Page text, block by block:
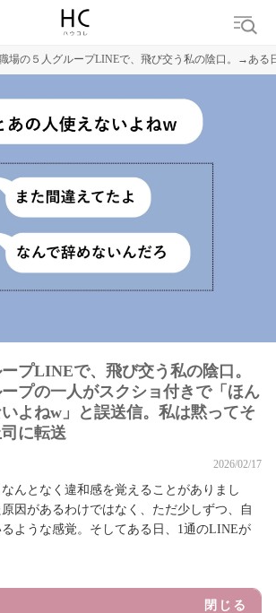
場の５人グループLINEで、飛び交う私の陰口。→ある
プLINEで、飛び交う私の陰口。
プの一人がスクショ付きで「ほん
よねw」と誤送信。私は黙ってそ
に転送
2026/02/17
んとなく違和感を覚えることがありまし
因があるわけではなく、ただ少しずつ、自
ような感覚。そしてある日、1通のLINEが
閉じる